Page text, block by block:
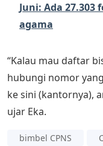
Juni: Ada 27.303
agama
“Kalau mau daftar
hubungi nomor
ke sini (kantornya),
ujar Eka.
bimbel CPNS